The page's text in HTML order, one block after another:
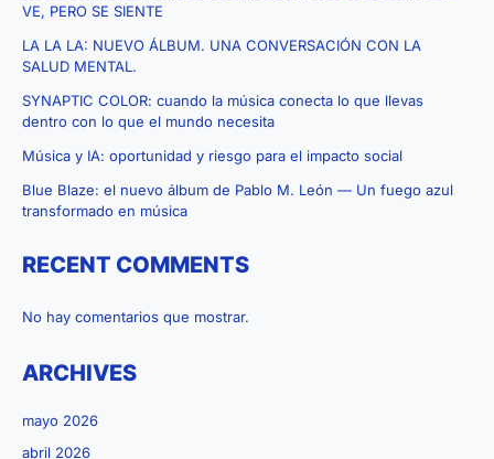
VE, PERO SE SIENTE
LA LA LA: NUEVO ÁLBUM. UNA CONVERSACIÓN CON LA
SALUD MENTAL.
SYNAPTIC COLOR: cuando la música conecta lo que llevas
dentro con lo que el mundo necesita
Música y IA: oportunidad y riesgo para el impacto social
Blue Blaze: el nuevo álbum de Pablo M. León — Un fuego azul
transformado en música
RECENT COMMENTS
No hay comentarios que mostrar.
ARCHIVES
mayo 2026
abril 2026